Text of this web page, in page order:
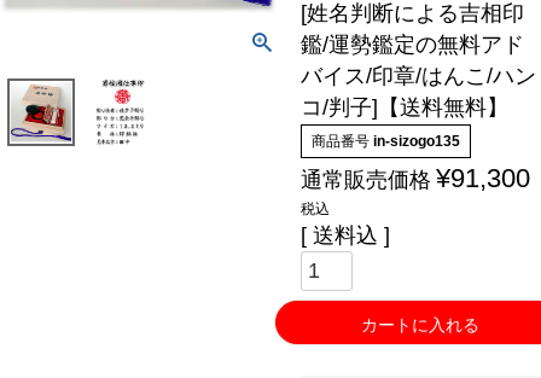
[姓名判断による吉相印
鑑/運勢鑑定の無料アド
バイス/印章/はんこ/ハン
コ/判子]【送料無料】
商品番号 in-sizogo135
通常販売価格 ¥91,300
税込
送料込
カートに入れる